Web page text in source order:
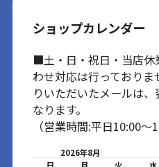
ショップカレンダー
■土・日・祝日・当店休
わせ対応は行っており
りいただいたメールは
なります。
（営業時間:平日10:00～
2026年8月
日
月 火 水